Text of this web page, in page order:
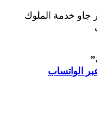
القادر جاو خدمة الملوك
الواتساب